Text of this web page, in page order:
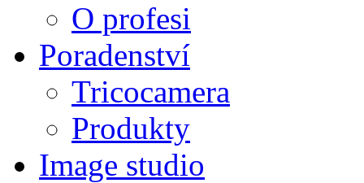
O profesi
Poradenství
Tricocamera
Produkty
Image studio